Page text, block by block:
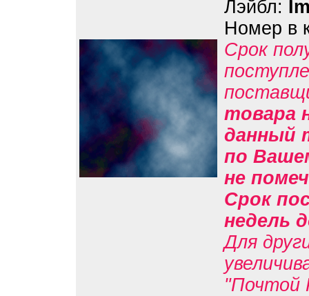
Лэйбл:
Номер в
Срок
товара
данный
по
не
Срок
недель
Для
"Почтой